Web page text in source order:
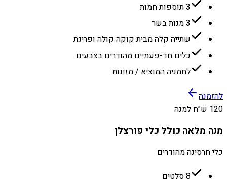
3 תוספות חמות
3 מנות בשר
שתייה קלה מבית קוקה קולה ופריגת
כלים חד-פעמיים מהודרים בצבעים
לחמניה המוציא / מזונות
להזמנה
120 ש״ח למנה
מנה מלאה כולל כלי פורצלן
כלי חרסינה מהודרים